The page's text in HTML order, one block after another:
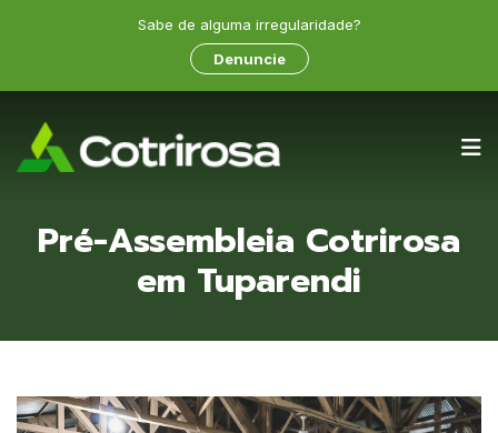
Sabe de alguma irregularidade?
Denuncie
Pré-Assembleia Cotrirosa
em Tuparendi